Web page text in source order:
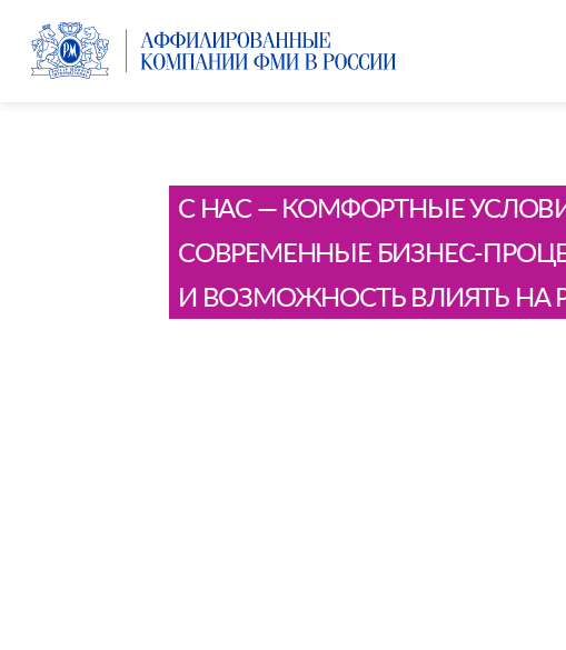
С НАС — КОМФОРТНЫЕ
СОВРЕМЕННЫЕ БИЗНЕС-
И ВОЗМОЖНОСТЬ ВЛИЯТЬ НА